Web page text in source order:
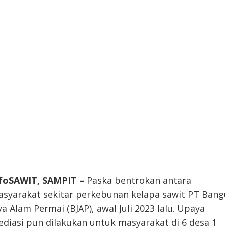
SAMPIT – Paska bentrokan antara
sekitar perkebunan kelapa sawit PT
Alam Permai (BJAP), awal Juli 2023 lalu. Upaya
pun dilakukan untuk masyarakat di 6 desa 1